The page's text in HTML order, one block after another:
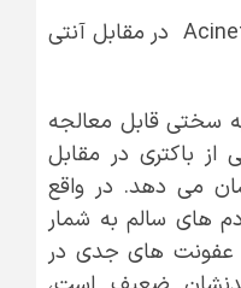
مقاوم بودن باکتری Acinetobacter در مقابل آنتی
سختی قابل معالجه
باکتری در مقابل
می دهد. در واقع
های سالم به شمار
عفونت های جدی در